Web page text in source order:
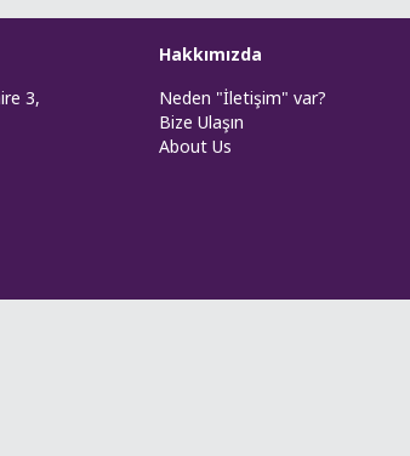
3,
Hakkımızda
Neden "İletişim" var?
Bize Ulaşın
About Us